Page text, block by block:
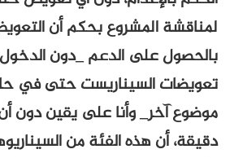
بحكم أن التعويض يكون
الدعم _دون الدخول طبعا في
حتى في حالة الدعم
وأنا على يقين دون أن أملك
الفئة من السيناريوهات